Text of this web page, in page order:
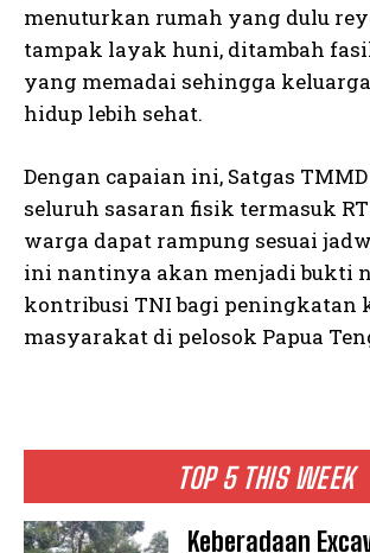
TOP 5 THIS WEEK
Keberadaan
menuturkan rumah yang dulu
tampak layak huni, ditambah
yang memadai sehingga
hidup lebih sehat.
Dengan capaian ini, Satgas
seluruh sasaran fisik termasuk
warga dapat rampung sesuai
ini nantinya akan menjadi bukti
kontribusi TNI bagi peningkatan
masyarakat di pelosok Papua